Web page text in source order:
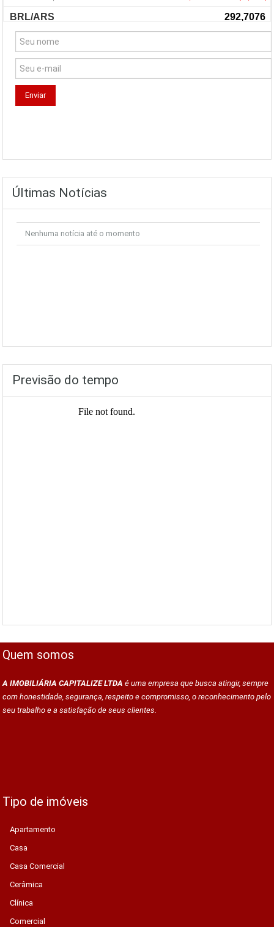
NewsLetter
Últimas Notícias
Nenhuma notícia até o momento
Previsão do tempo
Quem somos
A IMOBILIÁRIA CAPITALIZE LTDA é uma empresa que busca atingir, sempre
com honestidade, segurança, respeito e compromisso, o reconhecimento pelo
seu trabalho e a satisfação de seus clientes.
Tipo de imóveis
Apartamento
Casa
Casa Comercial
Cerâmica
Clínica
Comercial